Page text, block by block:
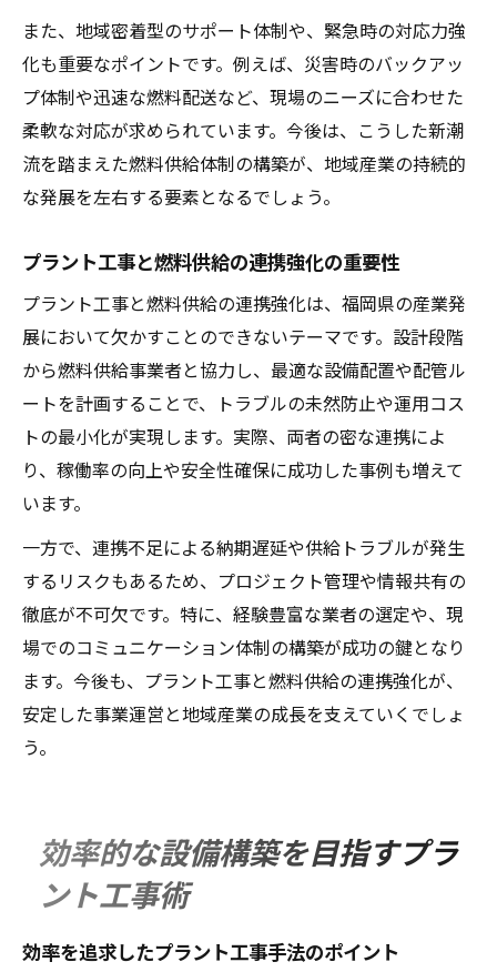
また、地域密着型のサポート体制や、緊急時の対応力強
化も重要なポイントです。例えば、災害時のバックアッ
プ体制や迅速な燃料配送など、現場のニーズに合わせた
柔軟な対応が求められています。今後は、こうした新潮
流を踏まえた燃料供給体制の構築が、地域産業の持続的
な発展を左右する要素となるでしょう。
プラント工事と燃料供給の連携強化の重要性
プラント工事と燃料供給の連携強化は、福岡県の産業発
展において欠かすことのできないテーマです。設計段階
から燃料供給事業者と協力し、最適な設備配置や配管ル
ートを計画することで、トラブルの未然防止や運用コス
トの最小化が実現します。実際、両者の密な連携によ
り、稼働率の向上や安全性確保に成功した事例も増えて
います。
一方で、連携不足による納期遅延や供給トラブルが発生
するリスクもあるため、プロジェクト管理や情報共有の
徹底が不可欠です。特に、経験豊富な業者の選定や、現
場でのコミュニケーション体制の構築が成功の鍵となり
ます。今後も、プラント工事と燃料供給の連携強化が、
安定した事業運営と地域産業の成長を支えていくでしょ
う。
効率的な設備構築を目指すプラ
ント工事術
効率を追求したプラント工事手法のポイント